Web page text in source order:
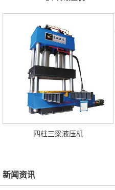
四柱三梁液压机
新闻资讯